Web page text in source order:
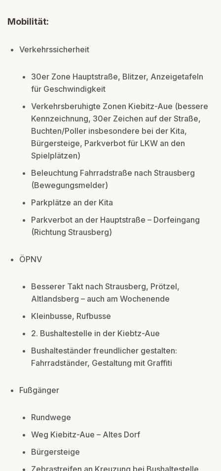
Mobilität:
Verkehrssicherheit
30er Zone Hauptstraße, Blitzer, Anzeigetafeln
für Geschwindigkeit
Verkehrsberuhigte Zonen Kiebitz-Aue (bessere
Kennzeichnung, 30er Zeichen auf der Straße,
Buchten/Poller insbesondere bei der Kita,
Bürgersteige, Parkverbot für LKW an den
Spielplätzen)
Beleuchtung Fahrradstraße nach Strausberg
(Bewegungsmelder)
Parkplätze an der Kita
Parkverbot an der Hauptstraße – Dorfeingang
(Richtung Strausberg)
ÖPNV
Besserer Takt nach Strausberg, Prötzel,
Altlandsberg – auch am Wochenende
Kleinbusse, Rufbusse
2. Bushaltestelle in der Kiebtz-Aue
Bushalteständer freundlicher gestalten:
Fahrradständer, Gestaltung mit Graffiti
Fußgänger
Rundwege
Weg Kiebitz-Aue – Altes Dorf
Bürgersteige
Zebrastreifen an Kreuzung bei Bushaltestelle